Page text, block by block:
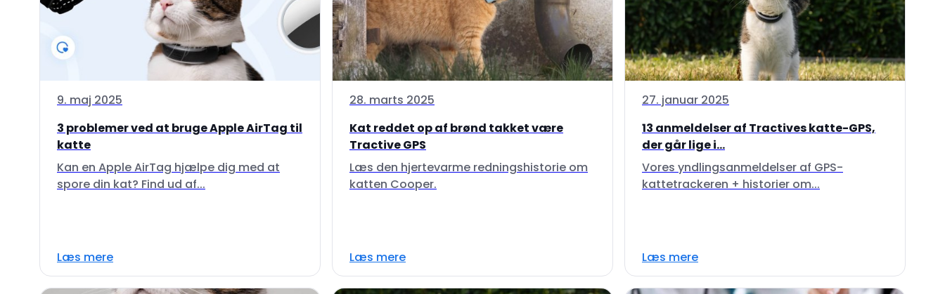
9. maj 2025
3 problemer ved at bruge Apple AirTag til
katte
Kan en Apple AirTag hjælpe dig med at
spore din kat? Find ud af...
Læs mere
28. marts 2025
Kat reddet op af brønd takket være
Tractive GPS
Læs den hjertevarme redningshistorie om
katten Cooper.
Læs mere
27. januar 2025
13 anmeldelser af Tractives katte-GPS,
der går lige i...
Vores yndlingsanmeldelser af GPS-
kattetrackeren + historier om...
Læs mere